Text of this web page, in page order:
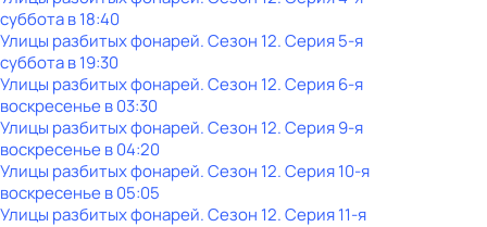
субботав18:40
Улицы разбитых фонарей. Сезон 12. Серия 5-я
субботав19:30
Улицы разбитых фонарей. Сезон 12. Серия 6-я
воскресенье в03:30
Улицы разбитых фонарей. Сезон 12. Серия 9-я
воскресенье в04:20
Улицы разбитых фонарей. Сезон 12. Серия 10-я
воскресенье в05:05
Улицы разбитых фонарей. Сезон 12. Серия 11-я